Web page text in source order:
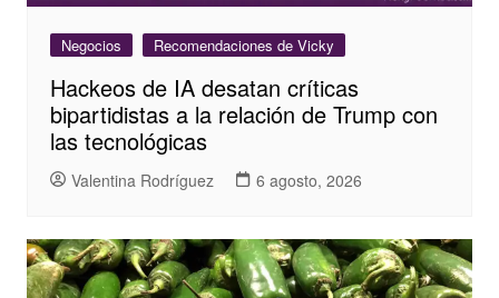
Negocios Recomendaciones de Vicky
Hackeos de IA desatan críticas
bipartidistas a la relación de Trump con
las tecnológicas
Valentina Rodríguez 6 agosto, 2026